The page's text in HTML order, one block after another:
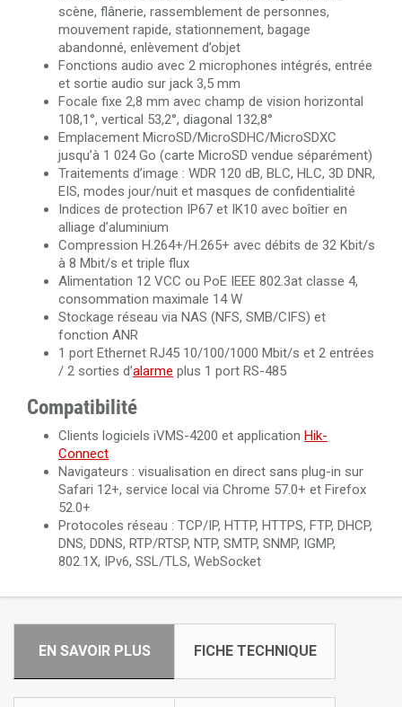
scène, flânerie, rassemblement de personnes,
mouvement rapide, stationnement, bagage
abandonné, enlèvement d’objet
Fonctions audio avec 2 microphones intégrés, entrée
et sortie audio sur jack 3,5 mm
Focale fixe 2,8 mm avec champ de vision horizontal
108,1°, vertical 53,2°, diagonal 132,8°
Emplacement MicroSD/MicroSDHC/MicroSDXC
jusqu’à 1 024 Go (carte MicroSD vendue séparément)
Traitements d’image : WDR 120 dB, BLC, HLC, 3D DNR,
EIS, modes jour/nuit et masques de confidentialité
Indices de protection IP67 et IK10 avec boîtier en
alliage d’aluminium
Compression H.264+/H.265+ avec débits de 32 Kbit/s
à 8 Mbit/s et triple flux
Alimentation 12 VCC ou PoE IEEE 802.3at classe 4,
consommation maximale 14 W
Stockage réseau via NAS (NFS, SMB/CIFS) et
fonction ANR
1 port Ethernet RJ45 10/100/1000 Mbit/s et 2 entrées
/ 2 sorties d’alarme plus 1 port RS-485
Compatibilité
Clients logiciels iVMS-4200 et application Hik-
Connect
Navigateurs : visualisation en direct sans plug-in sur
Safari 12+, service local via Chrome 57.0+ et Firefox
52.0+
Protocoles réseau : TCP/IP, HTTP, HTTPS, FTP, DHCP,
DNS, DDNS, RTP/RTSP, NTP, SMTP, SNMP, IGMP,
802.1X, IPv6, SSL/TLS, WebSocket
EN SAVOIR PLUS FICHE TECHNIQUE